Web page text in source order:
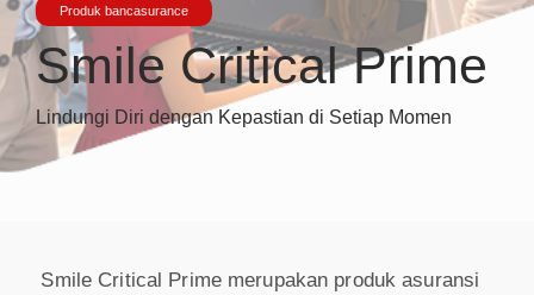
Produk bancasurance
Smile Critical Prime
Lindungi Diri dengan Kepastian di Setiap Momen
Smile Critical Prime merupakan produk asuransi